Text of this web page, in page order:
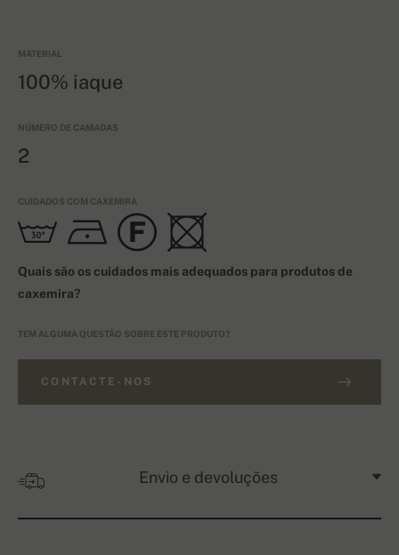
MATERIAL
100% iaque
NÚMERO DE CAMADAS
2
CUIDADOS COM CAXEMIRA
Quais são os cuidados mais adequados para produtos de
caxemira?
TEM ALGUMA QUESTÃO SOBRE ESTE PRODUTO?
CONTACTE-NOS
Envio e devoluções